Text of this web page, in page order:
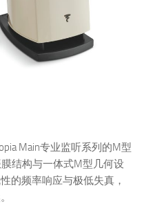
Main专业监听系列的M型
膜结构与一体式M型几何设
的频率响应与极低失真，